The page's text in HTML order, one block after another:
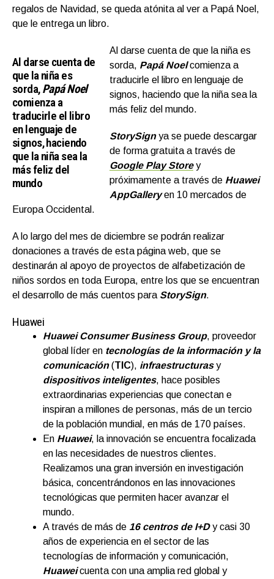
regalos de Navidad, se queda atónita al ver a Papá Noel,
que le entrega un libro.
Al darse cuenta de
que la niña es
sorda,Papá Noel
comienza a
traducirle el libro
en lenguaje de
signos, haciendo
que la niña sea la
más feliz del
mundo
Al darse cuenta de que la niña es
sorda, Papá Noel comienza a
traducirle el libro en lenguaje de
signos, haciendo que la niña sea la
más feliz del mundo.
StorySign ya se puede descargar
de forma gratuita a través de
Google Play Store y
próximamente a través de Huawei
AppGalleryen 10 mercados de
Europa Occidental.
A lo largo del mes de diciembre se podrán realizar
donaciones a través de esta página web, que se
destinarán al apoyo de proyectos de alfabetización de
niños sordos en toda Europa, entre los que se encuentran
el desarrollo de más cuentos para StorySign.
Huawei
Huawei Consumer Business Group, proveedor
global líder en tecnologías de la información y la
comunicación(TIC), infraestructuras y
dispositivos inteligentes, hace posibles
extraordinarias experiencias que conectan e
inspiran a millones de personas, más de un tercio
de la población mundial, en más de 170 países.
En Huawei, la innovación se encuentra focalizada
en las necesidades de nuestros clientes.
Realizamos una gran inversión en investigación
básica, concentrándonos en las innovaciones
tecnológicas que permiten hacer avanzar el
mundo.
A través de más de 16 centros de I+Dy casi 30
años de experiencia en el sector de las
tecnologías de información y comunicación,
Huaweicuenta con una amplia red global y